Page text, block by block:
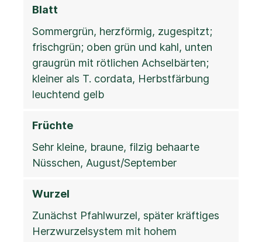
Blatt
Sommergrün, herzförmig, zugespitzt;
frischgrün; oben grün und kahl, unten
graugrün mit rötlichen Achselbärten;
kleiner als T. cordata, Herbstfärbung
leuchtend gelb
Früchte
Sehr kleine, braune, filzig behaarte
Nüsschen, August/September
Wurzel
Zunächst Pfahlwurzel, später kräftiges
Herzwurzelsystem mit hohem